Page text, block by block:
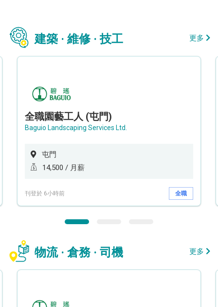
建築 · 維修 · 技工 更多
全職園藝工人 (屯門)
Baguio Landscaping Services Ltd.
屯門
14,500 / 月薪
刊登於 6小時前 全職
物流 · 倉務 · 司機 更多